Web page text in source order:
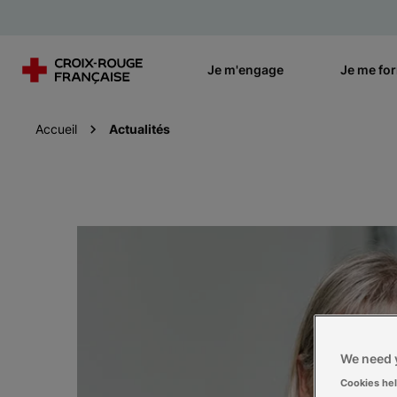
Je m'engage Je me
Accueil Actualités
We need
Cookies